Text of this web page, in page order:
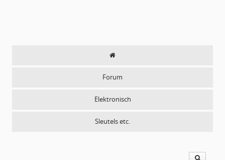
Forum
Elektronisch
Sleutels etc.